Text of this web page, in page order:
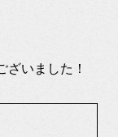
ざいました！